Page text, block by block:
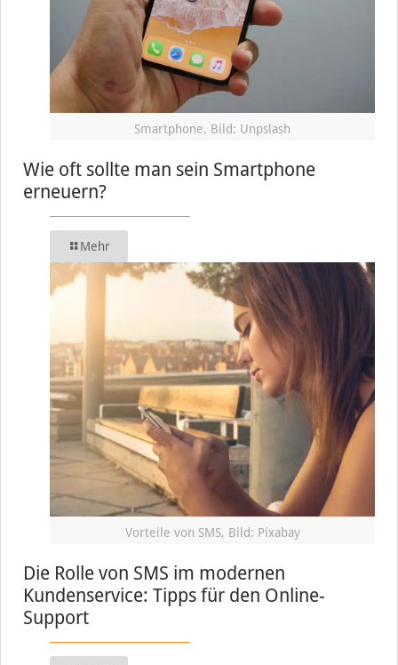
Smartphone, Bild: Unpslash
Wie oft sollte man sein Smartphone
erneuern?
Mehr
Vorteile von SMS, Bild: Pixabay
Die Rolle von SMS im modernen
Kundenservice: Tipps für den Online-
Support